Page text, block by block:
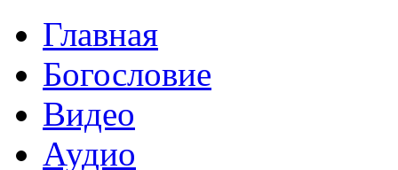
Главная
Богословие
Видео
Аудио